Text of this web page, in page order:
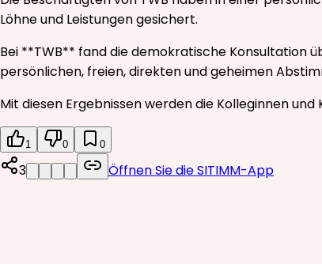
Löhne und Leistungen gesichert.
Bei **TWB** fand die demokratische Konsultation
persönlichen, freien, direkten und geheimen
Mit diesen Ergebnissen werden die Kolleginnen
1 0 0
3 Öffnen Sie die SITIMM-App